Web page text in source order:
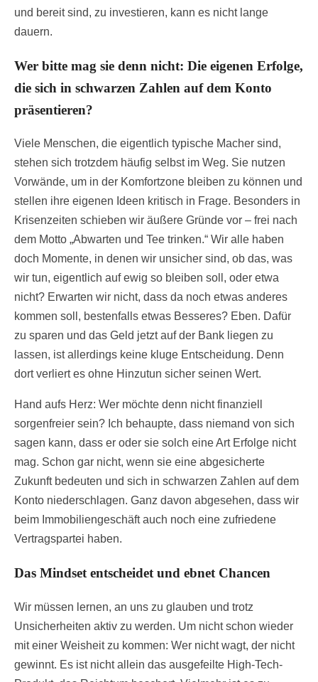
und bereit sind, zu investieren, kann es nicht lange
dauern.
Wer bitte mag sie denn nicht: Die eigenen Erfolge,
die sich in schwarzen Zahlen auf dem Konto
präsentieren?
Viele Menschen, die eigentlich typische Macher sind,
stehen sich trotzdem häufig selbst im Weg. Sie nutzen
Vorwände, um in der Komfortzone bleiben zu können und
stellen ihre eigenen Ideen kritisch in Frage. Besonders in
Krisenzeiten schieben wir äußere Gründe vor – frei nach
dem Motto „Abwarten und Tee trinken.“ Wir alle haben
doch Momente, in denen wir unsicher sind, ob das, was
wir tun, eigentlich auf ewig so bleiben soll, oder etwa
nicht? Erwarten wir nicht, dass da noch etwas anderes
kommen soll, bestenfalls etwas Besseres? Eben. Dafür
zu sparen und das Geld jetzt auf der Bank liegen zu
lassen, ist allerdings keine kluge Entscheidung. Denn
dort verliert es ohne Hinzutun sicher seinen Wert.
Hand aufs Herz: Wer möchte denn nicht finanziell
sorgenfreier sein? Ich behaupte, dass niemand von sich
sagen kann, dass er oder sie solch eine Art Erfolge nicht
mag. Schon gar nicht, wenn sie eine abgesicherte
Zukunft bedeuten und sich in schwarzen Zahlen auf dem
Konto niederschlagen. Ganz davon abgesehen, dass wir
beim Immobiliengeschäft auch noch eine zufriedene
Vertragspartei haben.
Das Mindset entscheidet und ebnet Chancen
Wir müssen lernen, an uns zu glauben und trotz
Unsicherheiten aktiv zu werden. Um nicht schon wieder
mit einer Weisheit zu kommen: Wer nicht wagt, der nicht
gewinnt. Es ist nicht allein das ausgefeilte High-Tech-